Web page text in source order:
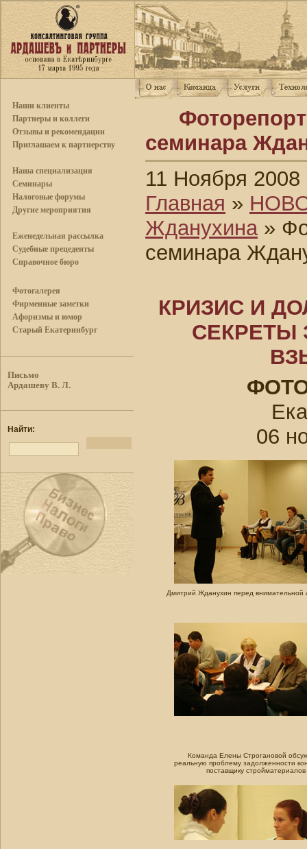
Наши клиенты
Партнеры и коллеги
Отзывы и рекомендации
Приглашаем к партнерству
Наша специализация
Семинары
Налоговые форумы
Другие мероприятия
Еженедельная рассылка
Судебные прецеденты
Справочное бюро
Фотогалерея
Фирменные заметки
Афоризмы и юмор
Старый Екатеринбург
Письмо
Ардашеву В. Л.
Найти:
семинара
11 Ноября 2008
Главная »
Жданухина»
семинара
КРИЗИС И
СЕКРЕТЫ
06
Дмитрий Жданухин перед внимательной
Команда Елены Строгановой
реальную проблему задолженности
поставщику стройматериалов